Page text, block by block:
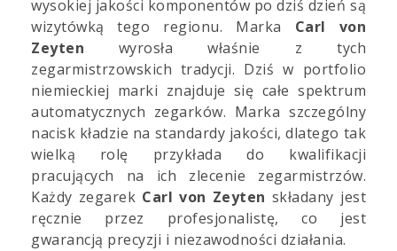
wysokiej jakości komponentów po dziś dzień są
wizytówką tego regionu. Marka Carl von
Zeyten wyrosła właśnie z tych
zegarmistrzowskich tradycji. Dziś w portfolio
niemieckiej marki znajduje się całe spektrum
automatycznych zegarków. Marka szczególny
nacisk kładzie na standardy jakości, dlatego tak
wielką rolę przykłada do kwalifikacji
pracujących na ich zlecenie zegarmistrzów.
Każdy zegarek Carl von Zeyten składany jest
ręcznie przez profesjonalistę, co jest
gwarancją precyzji i niezawodności działania.